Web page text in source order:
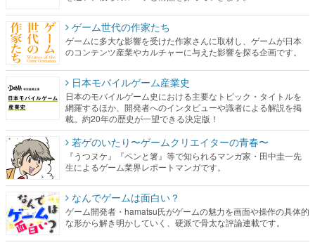
ゲーム世代の作家たち
ゲームに多大な影響を受けた作家さんに取材し、ゲームが日本
のコンテンツ産業やカルチャーに与えた影響を探る企画です。
日本モバイルゲーム産業史
日本のモバイルゲーム史における主要なトピック・タイトルを
網羅するほか、開発者へのインタビューや識者による解説を掲
載。約20年の歴史が一望できる決定版！
若ゲのいたり〜ゲームクリエイターの青春〜
『うつヌケ』『ペンと箸』等で知られるマンガ家・田中圭一先
生によるゲーム業界レポートマンガです。
なんでゲームは面白い？
ゲーム開発者・hamatsu氏がゲームの魅力を画面や操作の具体的
な形から解き明かしていく、硬派で骨太な評論連載です。